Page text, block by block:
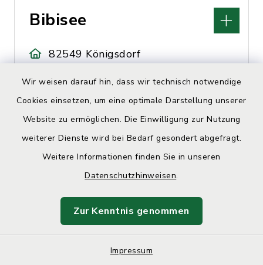
Wir weisen darauf hin, dass wir technisch notwendige
Cookies einsetzen, um eine optimale Darstellung unserer
Website zu ermöglichen. Die Einwilligung zur Nutzung
weiterer Dienste wird bei Bedarf gesondert abgefragt.
Weitere Informationen finden Sie in unseren
Datenschutzhinweisen.
Zur Kenntnis genommen
Impressum
Bibisee
82549 Königsdorf
Blanda Verena,
Hebamme
Buchenstr. 1, 82054
Sauerlach